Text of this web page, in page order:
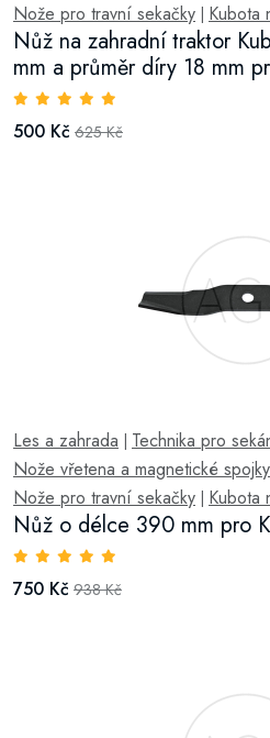
Nože pro travní sekačky Kubota
Nůž na zahradní traktor
mm a průměr díry 18 mm
500 Kč 625 Kč
Les a zahrada Technika pro
Nože vřetena a magnetické
Nože pro travní sekačky Kubota
Nůž o délce 390 mm pro
750 Kč 938 Kč